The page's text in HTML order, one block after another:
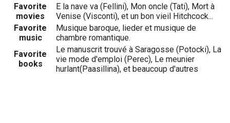
Favorite
movies
E la nave va (Fellini), Mon oncle (Tati), Mort à
Venise (Visconti), et un bon vieil Hitchcock...
Favorite
music
Musique baroque, lieder et musique de
chambre romantique.
Favorite
books
Le manuscrit trouvé à Saragosse (Potocki), La
vie mode d'emploi (Perec), Le meunier
hurlant(Paasillina), et beaucoup d'autres